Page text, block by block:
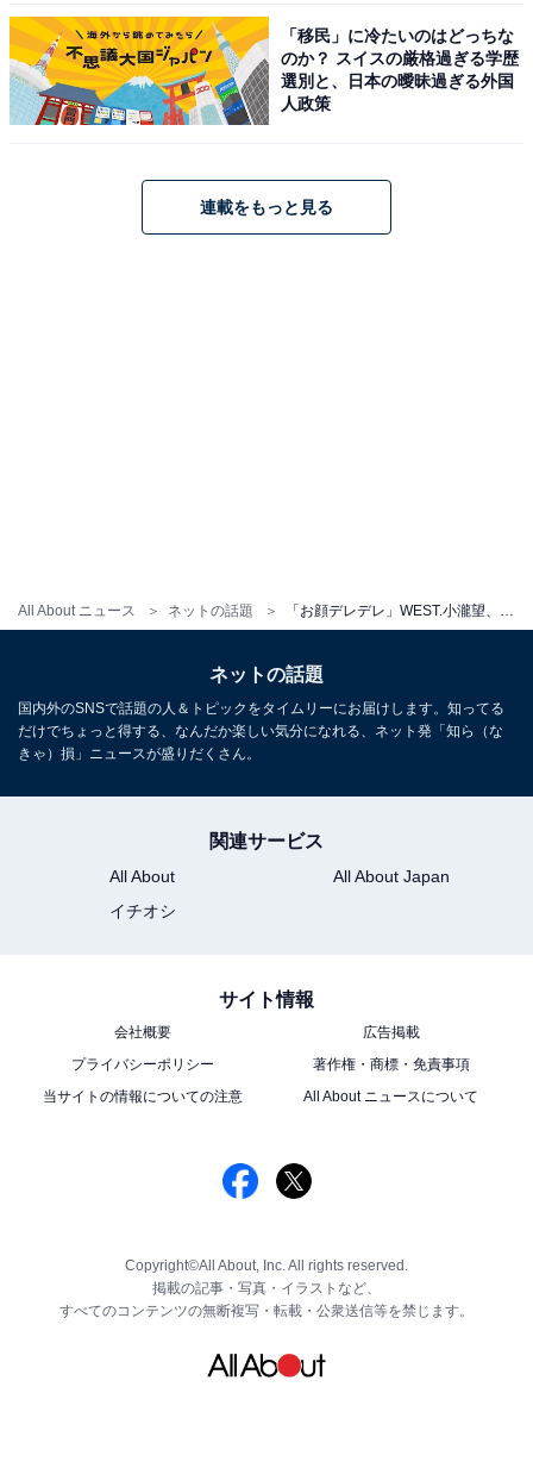
All About ニュース ネットの話題
「移民」に冷たいのはどっちな
のか？ スイスの厳格過ぎる学歴
選別と、日本の曖昧過ぎる外国
人政策
連載をもっと見る
ネットの話題
国内外のSNSで話題の人＆トピックをタイムリーにお届けします。知ってる
だけでちょっと得する、なんだか楽しい気分になれる、ネット発「知ら（な
きゃ）損」ニュースが盛りだくさん。
関連サービス
All About
All About Japan
イチオシ
サイト情報
会社概要
広告掲載
プライバシーポリシー
著作権・商標・免責事項
当サイトの情報についての注意
All About ニュースについて
Copyright©All About, Inc. All rights reserved.
掲載の記事・写真・イラストなど、
すべてのコンテンツの無断複写・転載・公衆送信等を禁じます。